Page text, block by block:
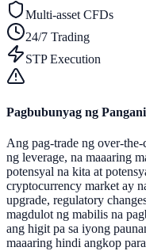
Multi-asset CFDs
24/7 Trading
STP Execution
Pagbubunyag ng
Ang pag-trade ng over-
ng leverage, na maaaring
potensyal na kita at
cryptocurrency market ay
upgrade, regulatory
magdulot ng mabilis na
ang higit pa sa iyong
maaaring hindi angkop